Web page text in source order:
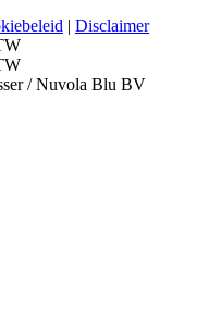
| Disclaimer
/ Nuvola Blu BV